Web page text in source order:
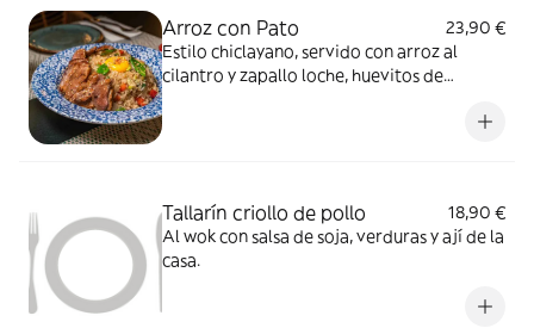
Arroz con Pato
23,90 €
Estilo chiclayano, servido con arroz al
cilantro y zapallo loche, huevitos de
doble cocción, con chalaquita y huancaína.
Tallarín criollo de pollo
18,90 €
Al wok con salsa de soja, verduras y ají de la
casa.